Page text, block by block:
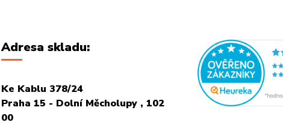
Adresa skladu:
Ke Kablu 378/24
Praha 15 - Dolní Měcholupy , 102
00